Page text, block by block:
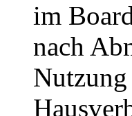
im
nach
Nutzung